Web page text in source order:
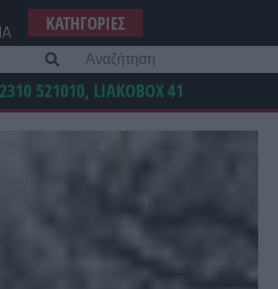
ΚΑΤΗΓΟΡΊΕΣ
521010, LIAKOBOX41